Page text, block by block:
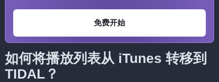
免费开始
如何将播放列表从 iTunes 转移到
TIDAL？